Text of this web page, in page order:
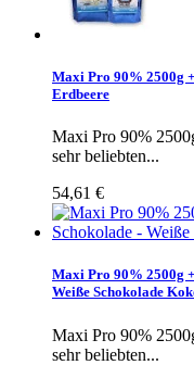
Maxi Pro 90% 2500g
Erdbeere
Maxi Pro 90%
sehr beliebten...
54,61 €
Maxi Pro 90% 2500g
Weiße Schokolade
Maxi Pro 90%
sehr beliebten...